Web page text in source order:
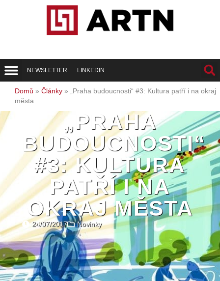
NEWSLETTER LINKEDIN
Domů » Články » „Praha budoucnosti“ #3: Kultura patří i na okraj
města
„PRAHA
BUDOUCNOSTI“
#3: KULTURA
PATŘÍ I NA
OKRAJ MĚSTA
24/07/2017 Novinky